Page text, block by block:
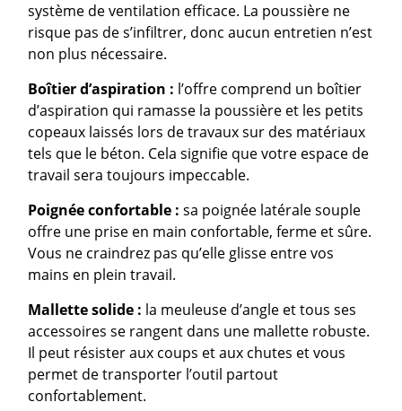
système de ventilation efficace. La poussière ne
risque pas de s’infiltrer, donc aucun entretien n’est
non plus nécessaire.
Boîtier d’aspiration : l’offre comprend un boîtier
d’aspiration qui ramasse la poussière et les petits
copeaux laissés lors de travaux sur des matériaux
tels que le béton. Cela signifie que votre espace de
travail sera toujours impeccable.
Poignée confortable : sa poignée latérale souple
offre une prise en main confortable, ferme et sûre.
Vous ne craindrez pas qu’elle glisse entre vos
mains en plein travail.
Mallette solide : la meuleuse d’angle et tous ses
accessoires se rangent dans une mallette robuste.
Il peut résister aux coups et aux chutes et vous
permet de transporter l’outil partout
confortablement.